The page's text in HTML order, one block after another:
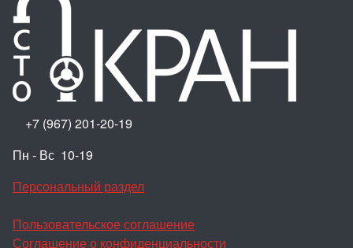
+7 (967) 201-20-19
Пн - Вс 10-19
Персональный раздел
Пользовательское соглашение
Соглашение о конфиденциальности